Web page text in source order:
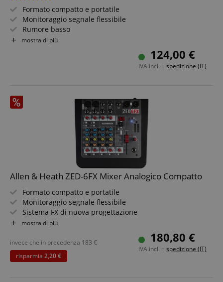
Formato compatto e portatile
Monitoraggio segnale flessibile
Rumore basso
Filtro Lo-Cut
mostra di più
124,00 €
IVA.incl. + spedizione (IT)
Allen & Heath ZED-6FX Mixer Analogico Compatto
Formato compatto e portatile
Monitoraggio segnale flessibile
Sistema FX di nuova progettazione
Straordinariamente silenzioso
Alimentatore interno robusto
mostra di più
180,80 €
IVA.incl. + spedizione (IT)
invece che in precedenza 183 €
risparmia 2,20 €